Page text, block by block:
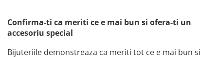
Confirma-ti ca meriti ce e mai bun si ofera-ti un
accesoriu special
Bijuteriile demonstreaza ca meriti tot ce e mai bun si